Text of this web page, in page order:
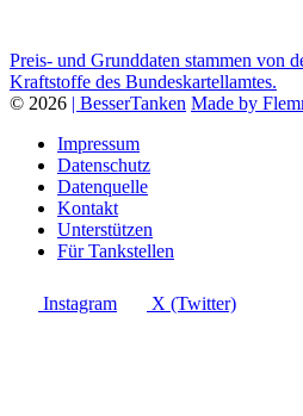
Preis- und Grunddaten stammen von
Kraftstoffe des Bundeskartellamtes.
© 2026 | BesserTanken Made by
Impressum
Datenschutz
Datenquelle
Kontakt
Unterstützen
Für Tankstellen
Instagram X (Twitter)